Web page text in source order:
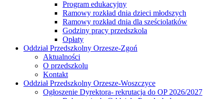
Program edukacyjny
Ramowy rozkład dnia dzieci młodszych
Ramowy rozkład dnia dla sześciolatków
Godziny pracy przedszkola
Opłaty
Oddział Przedszkolny Orzesze-Zgoń
Aktualności
O przedszkolu
Kontakt
Oddział Przedszkolny Orzesze-Woszczyce
Ogłoszenie Dyrektora- rekrutacja do OP 2026/2027